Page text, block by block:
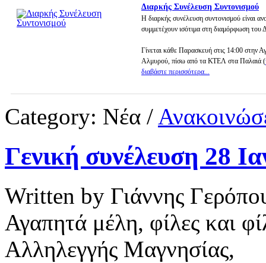
Διαρκής Συνέλευση Συντονισμού
Η διαρκής συνέλευση συντονισμού είναι
συμμετέχουν ισότιμα στη διαμόρφωση του
Γίνεται κάθε Παρασκευή στις 14:00 στην
Αλμυρού, πίσω από τα ΚΤΕΛ στα Παλαιά (
διαβάστε περισσότερα...
Category: Νέα /
Γενική συνέλευση 28
Written by Γιάννης
Αγαπητά μέλη, φίλες και
Αλληλεγγής Μαγνησίας,